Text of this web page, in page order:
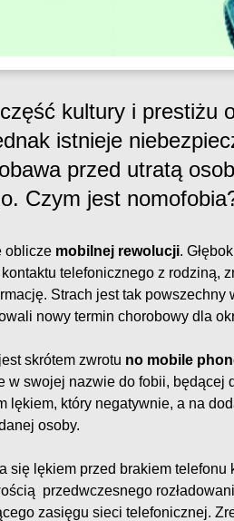
kultury i prestiżu
istnieje
przed utratą
Czym jest
oblicze mobilnej rewolucji.
telefonicznego z rodziną,
Strach jest tak powszechny
nowy termin chorobowy dla
jest skrótem zwrotu no mobile
w swojej nazwie do fobii, będącej
lękiem, który negatywnie, a na
osoby.
się lękiem przed brakiem
przedwczesnego
zasięgu sieci telefonicznej.